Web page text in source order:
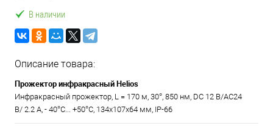
В наличии
Описание товара:
Прожектор инфракрасный Helios
Инфракрасный прожектор, L = 170 м, 30°, 850 нм, DC 12 B/АС24
B/ 2.2 A, - 40°С... +50°С, 134х107х64 мм, IP-66